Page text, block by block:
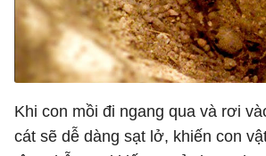
Khi con mồi đi ngang qua và rơi
cát sẽ dễ dàng sạt lở, khiến con